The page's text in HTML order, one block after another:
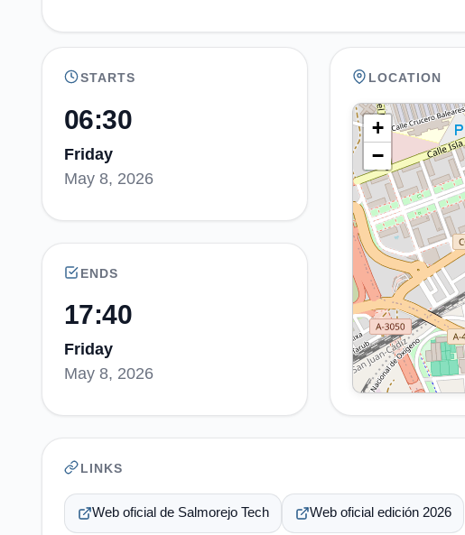
STARTS
06:30
Friday
May 8, 2026
ENDS
17:40
Friday
May 8, 2026
LOCATION
+
−
LINKS
Web oficial de Salmorejo Tech Web oficial edición 2026